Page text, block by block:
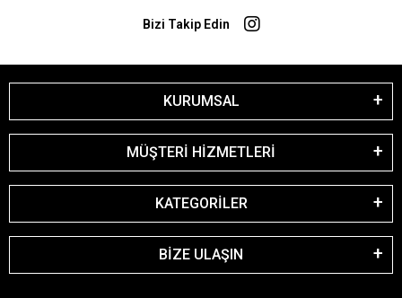
Bizi Takip Edin
KURUMSAL
MÜŞTERİ HİZMETLERİ
KATEGORİLER
BİZE ULAŞIN